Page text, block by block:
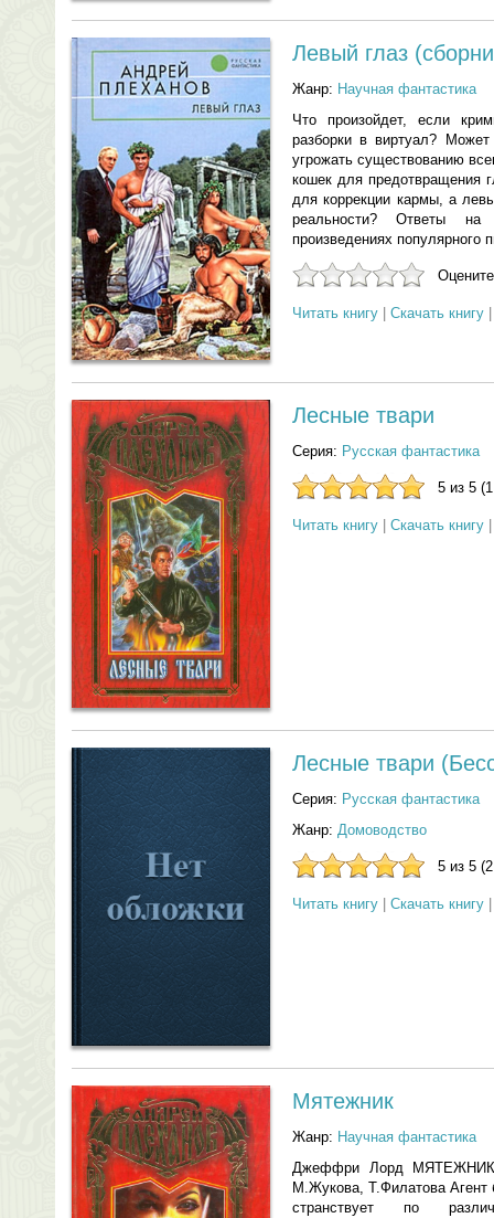
Левый глаз
Жанр: Научная фантастика
Что произойдет, если
разборки в виртуал?
угрожать существованию
кошек для предотвращения
для коррекции кармы, а
реальности? Ответы
произведениях популярного
Читать книгу Скачать книгу
Лесные твари
Серия: Русская фантастика
5 из 5
Читать книгу Скачать книгу
Лесные твари
Серия: Русская фантастика
Жанр: Домоводство
5 из 5
Читать книгу Скачать книгу
Мятежник
Жанр: Научная фантастика
Джеффри Лорд МЯТЕЖНИК
М.Жукова, Т.Филатова Агент
странствует по